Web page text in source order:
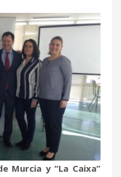
Murcia y “La Caixa”